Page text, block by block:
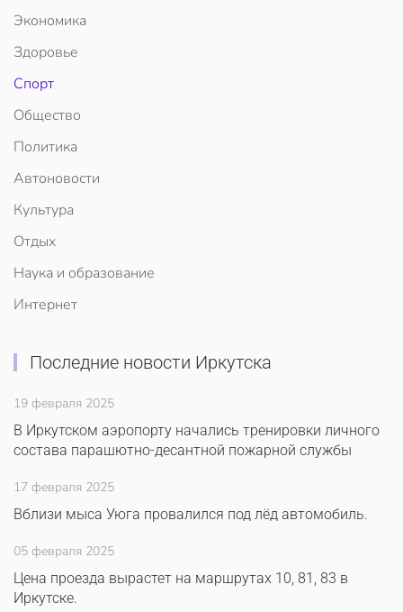
Экономика
Здоровье
Спорт
Общество
Политика
Автоновости
Культура
Отдых
Наука и образование
Интернет
Последние новости Иркутска
19 февраля 2025
В Иркутском аэропорту начались тренировки личного
состава парашютно-десантной пожарной службы
17 февраля 2025
Вблизи мыса Уюга провалился под лёд автомобиль.
05 февраля 2025
Цена проезда вырастет на маршрутах 10, 81, 83 в
Иркутске.